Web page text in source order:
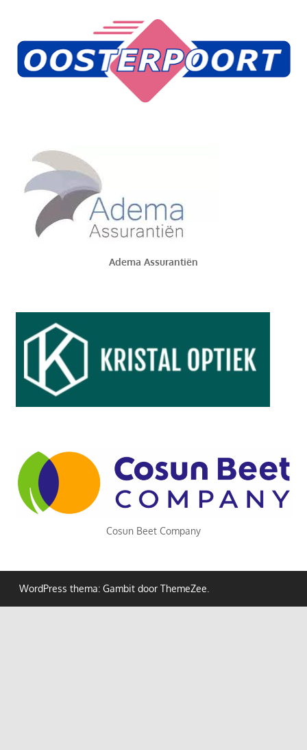
Adema Assurantiën
Cosun Beet Company
WordPress thema: Gambit door ThemeZee.